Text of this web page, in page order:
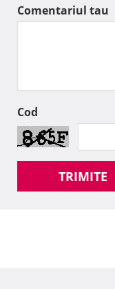
Comentariul tau
Cod
TRIMITE